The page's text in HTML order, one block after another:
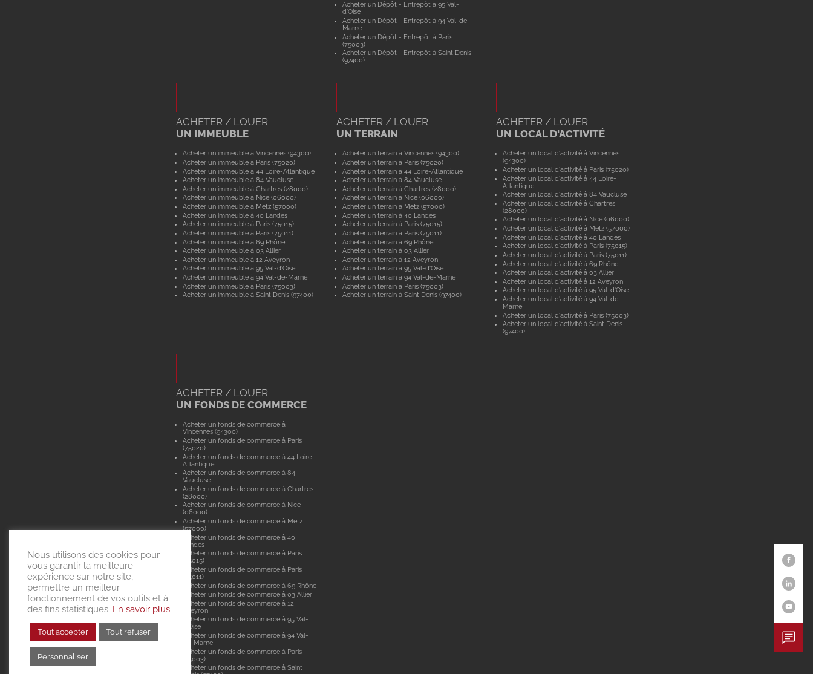
Acheter un Dépôt - Entrepôt à 95 Val-
d'Oise
Acheter un Dépôt - Entrepôt à 94 Val-de-
Marne
Acheter un Dépôt - Entrepôt à Paris
(75003)
Acheter un Dépôt - Entrepôt à Saint Denis
(97400)
ACHETER / LOUER
UN IMMEUBLE
Acheter un immeuble à Vincennes (94300)
Acheter un immeuble à Paris (75020)
Acheter un immeuble à 44 Loire-Atlantique
Acheter un immeuble à 84 Vaucluse
Acheter un immeuble à Chartres (28000)
Acheter un immeuble à Nice (06000)
Acheter un immeuble à Metz (57000)
Acheter un immeuble à 40 Landes
Acheter un immeuble à Paris (75015)
Acheter un immeuble à Paris (75011)
Acheter un immeuble à 69 Rhône
Acheter un immeuble à 03 Allier
Acheter un immeuble à 12 Aveyron
Acheter un immeuble à 95 Val-d'Oise
Acheter un immeuble à 94 Val-de-Marne
Acheter un immeuble à Paris (75003)
Acheter un immeuble à Saint Denis (97400)
ACHETER / LOUER
UN TERRAIN
Acheter un terrain à Vincennes (94300)
Acheter un terrain à Paris (75020)
Acheter un terrain à 44 Loire-Atlantique
Acheter un terrain à 84 Vaucluse
Acheter un terrain à Chartres (28000)
Acheter un terrain à Nice (06000)
Acheter un terrain à Metz (57000)
Acheter un terrain à 40 Landes
Acheter un terrain à Paris (75015)
Acheter un terrain à Paris (75011)
Acheter un terrain à 69 Rhône
Acheter un terrain à 03 Allier
Acheter un terrain à 12 Aveyron
Acheter un terrain à 95 Val-d'Oise
Acheter un terrain à 94 Val-de-Marne
Acheter un terrain à Paris (75003)
Acheter un terrain à Saint Denis (97400)
ACHETER / LOUER
UN LOCAL D'ACTIVITÉ
Acheter un local d'activité à Vincennes
(94300)
Acheter un local d'activité à Paris (75020)
Acheter un local d'activité à 44 Loire-
Atlantique
Acheter un local d'activité à 84 Vaucluse
Acheter un local d'activité à Chartres
(28000)
Acheter un local d'activité à Nice (06000)
Acheter un local d'activité à Metz (57000)
Acheter un local d'activité à 40 Landes
Acheter un local d'activité à Paris (75015)
Acheter un local d'activité à Paris (75011)
Acheter un local d'activité à 69 Rhône
Acheter un local d'activité à 03 Allier
Acheter un local d'activité à 12 Aveyron
Acheter un local d'activité à 95 Val-d'Oise
Acheter un local d'activité à 94 Val-de-
Marne
Acheter un local d'activité à Paris (75003)
Acheter un local d'activité à Saint Denis
(97400)
ACHETER / LOUER
UN FONDS DE COMMERCE
Acheter un fonds de commerce à
Vincennes (94300)
Acheter un fonds de commerce à Paris
(75020)
Acheter un fonds de commerce à 44 Loire-
Atlantique
Acheter un fonds de commerce à 84
Vaucluse
Acheter un fonds de commerce à Chartres
(28000)
Acheter un fonds de commerce à Nice
(06000)
Acheter un fonds de commerce à Metz
(57000)
Acheter un fonds de commerce à 40
Landes
Acheter un fonds de commerce à Paris
(75015)
Acheter un fonds de commerce à Paris
(75011)
Acheter un fonds de commerce à 69 Rhône
Acheter un fonds de commerce à 03 Allier
Acheter un fonds de commerce à 12
Aveyron
Acheter un fonds de commerce à 95 Val-
d'Oise
Acheter un fonds de commerce à 94 Val-
de-Marne
Acheter un fonds de commerce à Paris
(75003)
Acheter un fonds de commerce à Saint
Nous utilisons des cookies pour
vous garantir la meilleure
expérience sur notre site,
permettre un meilleur
fonctionnement de vos outils et à
des fins statistiques. En savoir plus
Tout accepter Tout refuser
Personnaliser